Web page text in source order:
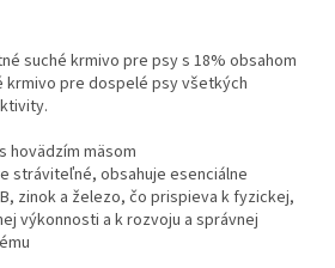
suché krmivo pre psy s 18% obsahom
krmivo pre dospelé psy všetkých
hovädzím mäsom
stráviteľné, obsahuje esenciálne
zinok a železo, čo prispieva k fyzickej,
výkonnosti a k rozvoju a správnej